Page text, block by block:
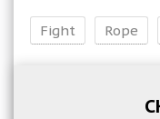
Fight Rope